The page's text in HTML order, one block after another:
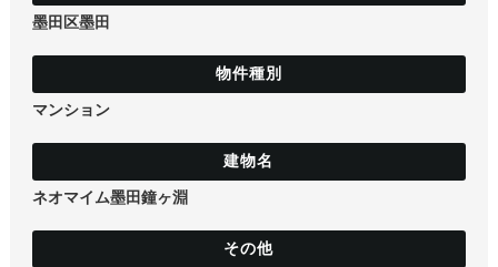
墨田区墨田
マンション
ネオマイム墨田鐘ヶ淵